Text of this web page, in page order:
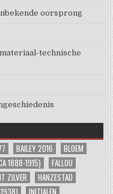
oorsprong
technische
BAILEY 2016
BLOEM
1888-1915)
FALLOU
ZILVER
HANZESTAD